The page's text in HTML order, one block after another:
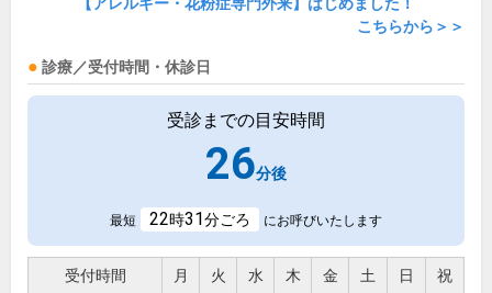
こちらから＞＞
診療／受付時間・休診日
受診までの目安時間
26分後
最短 22時31分ごろ にお呼びいたします
受付時間 月 火 水 木 金 土 日 祝